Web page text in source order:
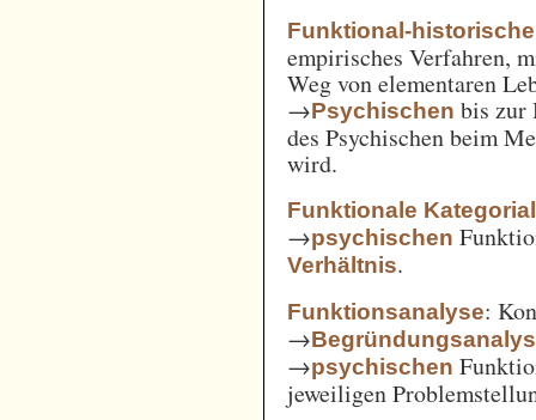
Funktional-
empirisches Verfahren,
Weg von elementaren
→Psychischen bis zur
des Psychischen beim
wird.
Funktionale
→psychischen
Verhältnis.
Funktionsanalyse:
→
→psychischen
jeweiligen